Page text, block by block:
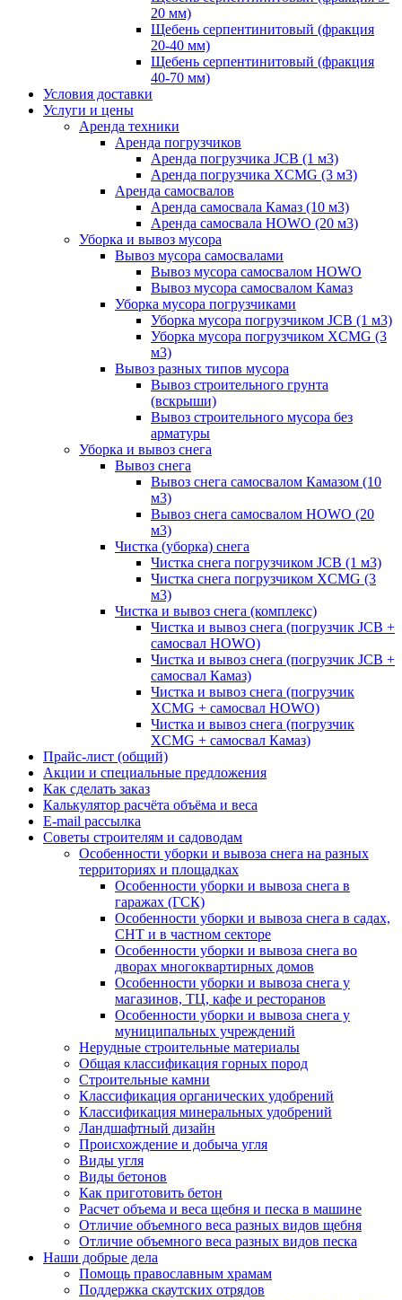
20 мм)
Щебень серпентинитовый (фракция
20-40 мм)
Щебень серпентинитовый (фракция
40-70 мм)
Условия доставки
Услуги и цены
Аренда техники
Аренда погрузчиков
Аренда погрузчика JCB (1 м3)
Аренда погрузчика XCMG (3 м3)
Аренда самосвалов
Аренда самосвала Камаз (10 м3)
Аренда самосвала HOWO (20 м3)
Уборка и вывоз мусора
Вывоз мусора самосвалами
Вывоз мусора самосвалом HOWO
Вывоз мусора самосвалом Камаз
Уборка мусора погрузчиками
Уборка мусора погрузчиком JCB (1 м3)
Уборка мусора погрузчиком XCMG (3
м3)
Вывоз разных типов мусора
Вывоз строительного грунта
(вскрыши)
Вывоз строительного мусора без
арматуры
Уборка и вывоз снега
Вывоз снега
Вывоз снега самосвалом Камазом (10
м3)
Вывоз снега самосвалом HOWO (20
м3)
Чистка (уборка) снега
Чистка снега погрузчиком JCB (1 м3)
Чистка снега погрузчиком XCMG (3
м3)
Чистка и вывоз снега (комплекс)
Чистка и вывоз снега (погрузчик JCB +
самосвал HOWO)
Чистка и вывоз снега (погрузчик JCB +
самосвал Камаз)
Чистка и вывоз снега (погрузчик
XCMG + самосвал HOWO)
Чистка и вывоз снега (погрузчик
XCMG + самосвал Камаз)
Прайс-лист (общий)
Акции и специальные предложения
Как сделать заказ
Калькулятор расчёта объёма и веса
E-mail рассылка
Советы строителям и садоводам
Особенности уборки и вывоза снега на разных
территориях и площадках
Особенности уборки и вывоза снега в
гаражах (ГСК)
Особенности уборки и вывоза снега в садах,
СНТ и в частном секторе
Особенности уборки и вывоза снега во
дворах многоквартирных домов
Особенности уборки и вывоза снега у
магазинов, ТЦ, кафе и ресторанов
Особенности уборки и вывоза снега у
муниципальных учреждений
Нерудные строительные материалы
Общая классификация горных пород
Строительные камни
Классификация органических удобрений
Классификация минеральных удобрений
Ландшафтный дизайн
Происхождение и добыча угля
Виды угля
Виды бетонов
Как приготовить бетон
Расчет объема и веса щебня и песка в машине
Отличие объемного веса разных видов щебня
Отличие объемного веса разных видов песка
Наши добрые дела
Помощь православным храмам
Поддержка скаутских отрядов